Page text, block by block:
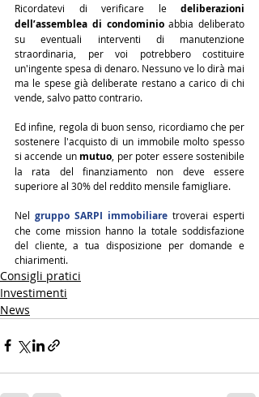
Ricordatevi di verificare le deliberazioni
dell’assemblea di condominio abbia deliberato
su eventuali interventi di manutenzione
straordinaria, per voi potrebbero costituire
un'ingente spesa di denaro. Nessuno ve lo dirà mai
ma le spese già deliberate restano a carico di chi
vende, salvo patto contrario.
Ed infine, regola di buon senso, ricordiamo che per
sostenere l'acquisto di un immobile molto spesso
si accende un mutuo , per poter essere sostenibile
la rata del finanziamento non deve essere
superiore al 30% del reddito mensile famigliare.
Nel gruppo SARPI immobiliare troverai esperti
che come mission hanno la totale soddisfazione
del cliente, a tua disposizione per domande e
chiarimenti.
Consigli pratici
Investimenti
News